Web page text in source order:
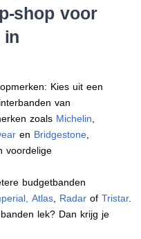
shop voor
in
Kies uit een
van
zoals Michelin
en Bridgestone
voordelige
budgetbanden
Atlas Radar ofTristar.
lek? Dan krijg je